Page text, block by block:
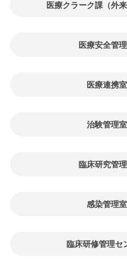
医療クラーク課（外来
医療安全管
医療連携室
治験管理室
臨床研究管
感染管理室
臨床研修管理セ